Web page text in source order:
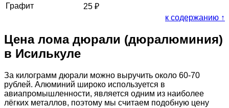
Графит
25 ₽
к содержанию ↑
Цена лома дюрали (дюралюминия)
в Исилькуле
За килограмм дюрали можно выручить около 60-70
рублей. Алюминий широко используется в
авиапромышленности, является одним из наиболее
лёгких металлов, поэтому мы считаем подобную цену